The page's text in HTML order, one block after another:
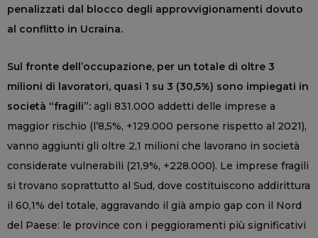
penalizzati dal blocco degli approvvigionamenti dovuto
al conflitto in Ucraina.
Sul fronte dell’occupazione, per un totale di oltre 3
milioni di lavoratori, quasi 1 su 3 (30,5%) sono impiegati in
società “fragili”: agli 831.000 addetti delle imprese a
maggior rischio (l’8,5%, +129.000 persone rispetto al 2021),
vanno aggiunti gli oltre 2,1 milioni che lavorano in società
considerate vulnerabili (21,9%, +228.000). Le imprese fragili
si trovano soprattutto al Sud, dove costituiscono addirittura
il 60,1% del totale, aggravando il già ampio gap con il Nord
del Paese: le province con i peggioramenti più significativi